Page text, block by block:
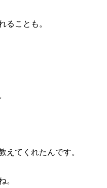
ることも。
えてくれたんです。
。